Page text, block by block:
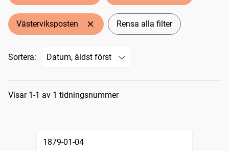
Västerviksposten Rensa alla filter
Sortera:
Sökresultat
Visar 1-1 av 1 tidningsnummer
1879-01-04